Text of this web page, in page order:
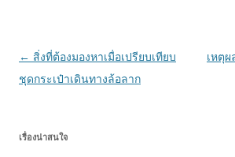
Post
navigation
← สิ่งที่ต้องมองหาเมื่อเปรียบเทียบ
ชุดกระเป๋าเดินทางล้อลาก
เหตุ
เรื่องน่าสนใจ